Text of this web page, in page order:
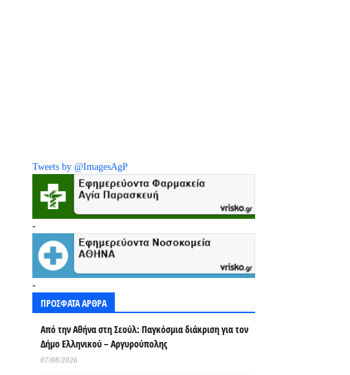
Tweets by @ImagesAgP
-
-
ΠΡΟΣΦΑΤΑ ΑΡΘΡΑ
Από την Αθήνα στη Σεούλ: Παγκόσμια διάκριση για τον
Δήμο Ελληνικού – Αργυρούπολης
07/08/2026